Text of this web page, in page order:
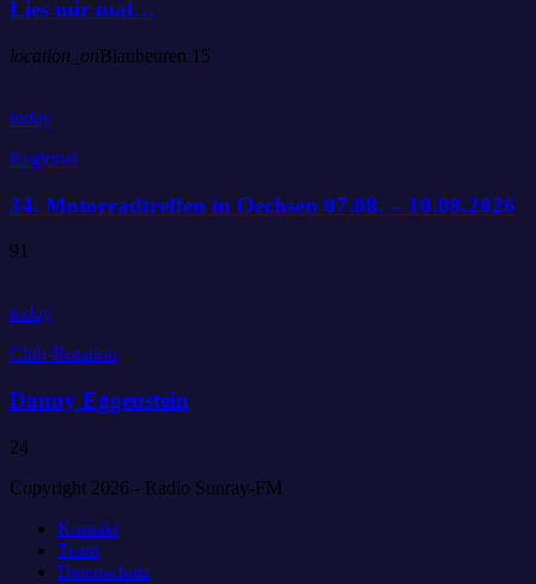
Lies mir mal…
location_onBlaubeuren 15
today
Regional
34. Motorradtreffen in Oechsen 07.08. – 10.08.2026
91
today
Club-Rotation
Danny Eggenstein
24
Copyright 2026 - Radio Sunray-FM
Kontakt
Team
Datenschutz